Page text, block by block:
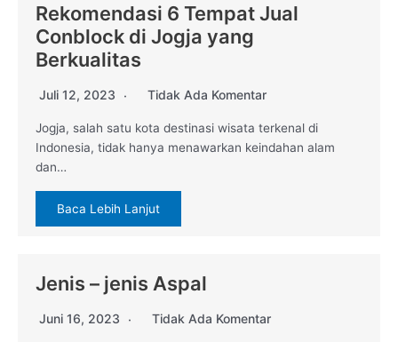
Rekomendasi 6 Tempat Jual
Conblock di Jogja yang
Berkualitas
Juli 12, 2023 Tidak Ada Komentar
Jogja, salah satu kota destinasi wisata terkenal di
Indonesia, tidak hanya menawarkan keindahan alam
dan…
Baca Lebih Lanjut
Jenis – jenis Aspal
Juni 16, 2023 Tidak Ada Komentar